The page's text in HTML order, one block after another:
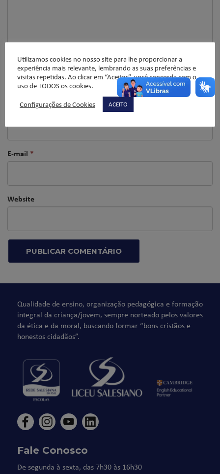
Nome*
E-mail *
Website
Qualidade de ensino, organização pedagógica e formação
integral da criança/jovem, sempre norteado pelos valores
da ética e da moral, buscando formar “bons cristãos e
honestos cidadãos”.
Fale Conosco
De segunda à sexta, das 7h30 às 16h30
Utilizamos cookies no nosso site para lhe proporcionar a
experiência mais relevante, lembrando as suas preferências e
visitas repetidas. Ao clicar em “Aceitar”, você concorda com o
uso de TODOS os cookies.
Configurações de Cookies
ACEITO